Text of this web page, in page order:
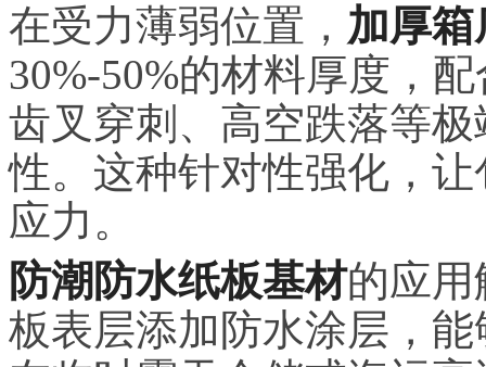
在受力薄弱位置， 加厚
30%-50%的材料厚度，
齿叉穿刺、高空跌落等
性。这种针对性强化，
应力。
防潮防水纸板基材的应用
板表层添加防水涂层，